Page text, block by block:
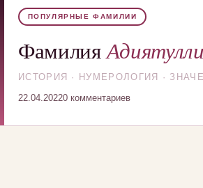
ПОПУЛЯРНЫЕ ФАМИЛИИ
Фамилия
ИСТОРИЯ · НУМЕРОЛОГИЯ ·
22.04.20220 комментариев